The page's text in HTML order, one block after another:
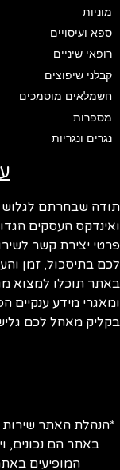
מוניות
ספא ועיסויים
רופאי שיניים
קבלני שיפוצים
חשמלאים מוסמכים
מספרות
נגרים ונגריות
שבחרתם לגלוש
העסקים
יצירת קשר
בתיסכול, זמן
תוכלו למצוא
מידע ענקיים
מאחל לכם
האתר שירות
באתר הם נכונים,
המופיעים